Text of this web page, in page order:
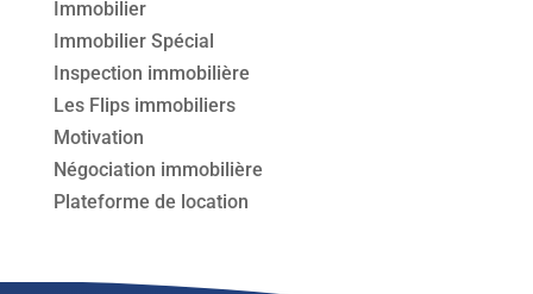
Immobilier
Immobilier Spécial
Inspection immobilière
Les Flips immobiliers
Motivation
Négociation immobilière
Plateforme de location